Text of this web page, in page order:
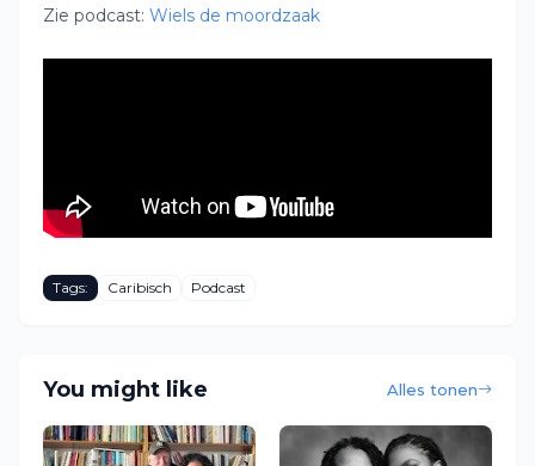
Zie podcast: Wiels de moordzaak
Tags: Caribisch Podcast
You might like Alles tonen